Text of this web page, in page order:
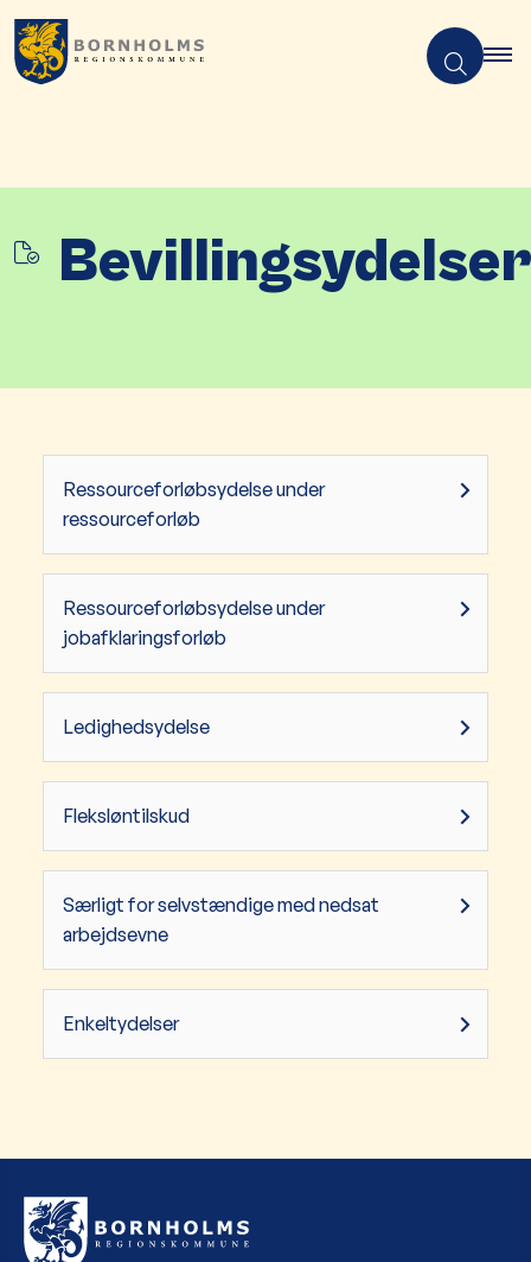
Bevillingsydelser
Ressourceforløbsydelse under
ressourceforløb
Ressourceforløbsydelse under
jobafklaringsforløb
Ledighedsydelse
Fleksløntilskud
Særligt for selvstændige med nedsat
arbejdsevne
Enkeltydelser